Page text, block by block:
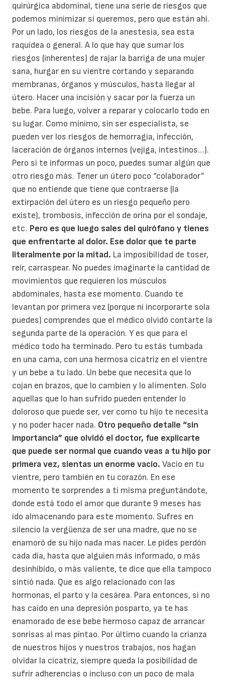
quirúrgica abdominal, tiene una serie de riesgos que
podemos minimizar si queremos, pero que están ahí.
Por un lado, los riesgos de la anestesia, sea esta
raquídea o general. A lo que hay que sumar los
riesgos (inherentes) de rajar la barriga de una mujer
sana, hurgar en su vientre cortando y separando
membranas, órganos y músculos, hasta llegar al
útero. Hacer una incisión y sacar por la fuerza un
bebe. Para luego, volver a reparar y colocarlo todo en
su lugar. Como mínimo, sin ser especialista, se
pueden ver los riesgos de hemorragia, infección,
laceración de órganos internos (vejiga, intestinos…).
Pero si te informas un poco, puedes sumar algún que
otro riesgo más. Tener un útero poco “colaborador”
que no entiende que tiene que contraerse (la
extirpación del útero es un riesgo pequeño pero
existe), trombosis, infección de orina por el sondaje,
etc. Pero es que luego sales del quirófano y tienes
que enfrentarte al dolor. Ese dolor que te parte
literalmente por la mitad. La imposibilidad de toser,
reír, carraspear. No puedes imaginarte la cantidad de
movimientos que requieren los músculos
abdominales, hasta ese momento. Cuando te
levantan por primera vez (porque ni incorporarte sola
puedes) comprendes que el médico olvidó contarte la
segunda parte de la operación. Y es que para el
médico todo ha terminado. Pero tu estás tumbada
en una cama, con una hermosa cicatriz en el vientre
y un bebe a tu lado. Un bebe que necesita que lo
cojan en brazos, que lo cambien y lo alimenten. Solo
aquellas que lo han sufrido pueden entender lo
doloroso que puede ser, ver como tu hijo te necesita
y no poder hacer nada. Otro pequeño detalle “sin
importancia” que olvidó el doctor, fue explicarte
que puede ser normal que cuando veas a tu hijo por
primera vez, sientas un enorme vacío. Vacío en tu
vientre, pero también en tu corazón. En ese
momento te sorprendes a ti misma preguntándote,
donde está todo el amor que durante 9 meses has
ido almacenando para este momento. Sufres en
silencio la vergüenza de ser una madre, que no se
enamoró de su hijo nada mas nacer. Le pides perdón
cada día, hasta que alguien más informado, o más
desinhibido, o más valiente, te dice que ella tampoco
sintió nada. Que es algo relacionado con las
hormonas, el parto y la cesárea. Para entonces, si no
has caído en una depresión posparto, ya te has
enamorado de ese bebe hermoso capaz de arrancar
sonrisas al mas pintao. Por último cuando la crianza
de nuestros hijos y nuestros trabajos, nos hagan
olvidar la cicatriz, siempre queda la posibilidad de
sufrir adherencias o incluso con un poco de mala